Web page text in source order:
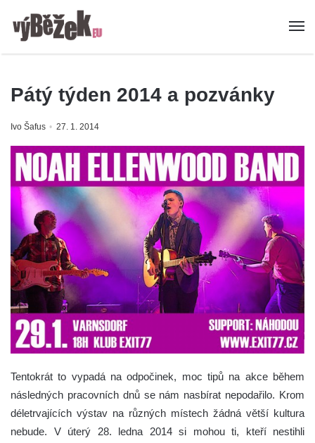
Pátý týden 2014 a pozvánky
Ivo Šafus 27. 1. 2014
Tentokrát to vypadá na odpočinek, moc tipů na akce během
následných pracovních dnů se nám nasbírat nepodařilo. Krom
déletrvajících výstav na různých místech žádná větší kultura
nebude. V úterý 28. ledna 2014 si mohou ti, kteří nestihli